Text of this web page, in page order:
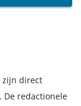
zijn direct
De redactionele